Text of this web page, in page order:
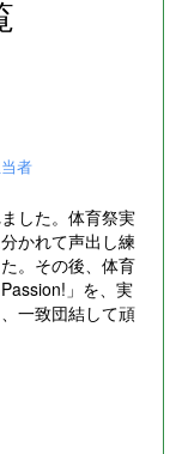
者
した。体育祭実
かれて声出し練
。その後、体育
」を、実
一致団結して頑